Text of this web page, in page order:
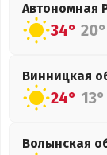
Автономная
34° 20°
Винницкая
24° 13°
Волынская